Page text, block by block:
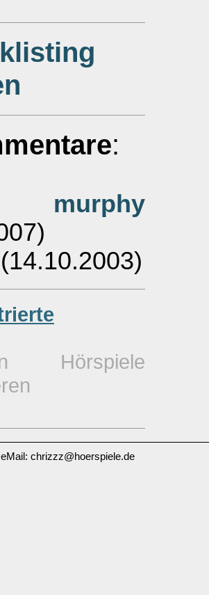
:
murphy
(14.10.2003)
Hörspiele
eMail: chrizzz@hoerspiele.de